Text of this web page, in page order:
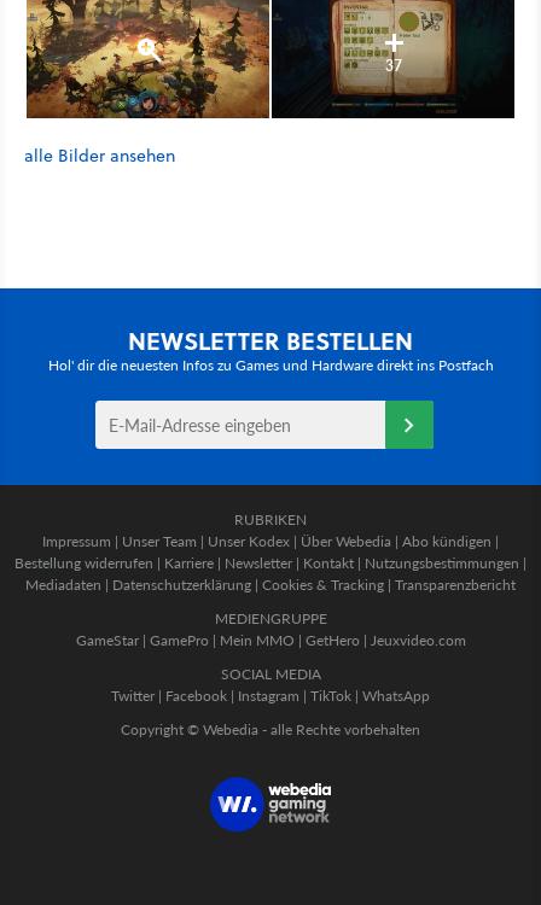
37
alle Bilder ansehen
NEWSLETTER BESTELLEN
Hol' dir die neuesten Infos zu Games und Hardware direkt ins Postfach
RUBRIKEN
Impressum | Unser Team | Unser Kodex | Über Webedia | Abo kündigen |
Bestellung widerrufen | Karriere | Newsletter | Kontakt | Nutzungsbestimmungen |
Mediadaten | Datenschutzerklärung | Cookies & Tracking | Transparenzbericht
MEDIENGRUPPE
GameStar| GamePro | Mein MMO | GetHero | Jeuxvideo.com
SOCIAL MEDIA
Twitter | Facebook | Instagram | TikTok | WhatsApp
Copyright © Webedia - alle Rechte vorbehalten